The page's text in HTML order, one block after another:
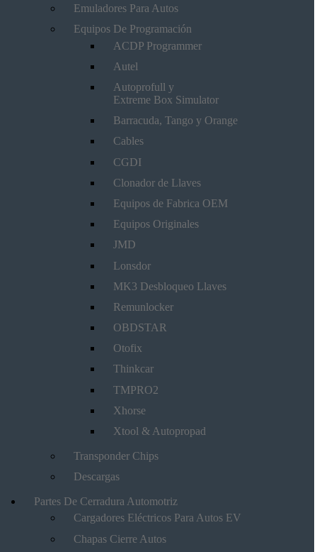
Emuladores Para Autos
Equipos De Programación
ACDP Programmer
Autel
Autoprofull y
Extreme Box Simulator
Barracuda, Tango y Orange
Cables
CGDI
Clonador de Llaves
Equipos de Fabrica OEM
Equipos Originales
JMD
Lonsdor
MK3 Desbloqueo Llaves
Remunlocker
OBDSTAR
Otofix
Thinkcar
TMPRO2
Xhorse
Xtool & Autopropad
Transponder Chips
Descargas
Partes De Cerradura Automotriz
Cargadores Eléctricos Para Autos EV
Chapas Cierre Autos